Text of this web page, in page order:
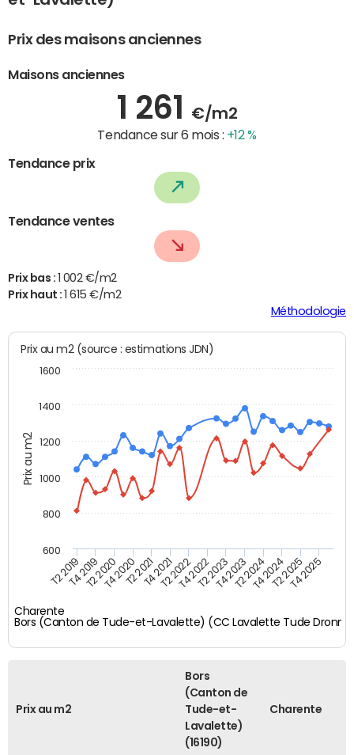
Prix des maisons anciennes
Maisons anciennes
1 261 €/m2
Tendance sur 6 mois : +12 %
Tendance prix
Tendance ventes
Prix bas :
1 002 €/m2
Prix haut :
1 615 €/m2
Méthodologie
Prix au m2
Prix au m2 (source : estimations JDN)
Charente
Bors (Canton de Tude-et-Lavalette) (CC Lavalette Tude
T2 2019T4 2019T2 2020T4 2020T2 2021T4 2021T2 2022T4 2022T2 2023T4 2023T2 2024T4 2024T2 2025T4 2025
600
800
1000
1200
1400
1600
Prix au m2
Bors
(Canton de
Tude-et-
Lavalette)
(16190)
Charente